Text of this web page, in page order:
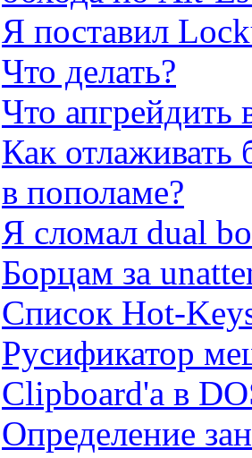
Я поставил
Что делать?
Что апгрейдить
Как
в пополаме?
Я сломал dual
Боpцам за
Список Hot-
Русификатор
Clipboard'а в
Определение